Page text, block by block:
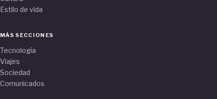
Estilo de vida
MÁS SECCIONES
Tecnología
Viajes
Sociedad
Comunicados